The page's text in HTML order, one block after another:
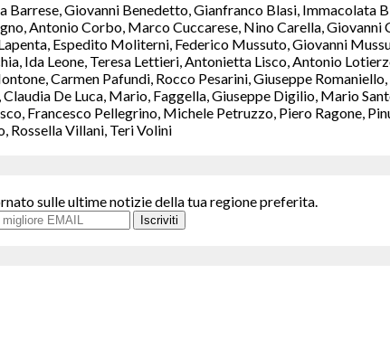
Giovanni Benedetto, Gianfranco Blasi,
Antonio Corbo, Marco Cuccarese, Nino Carella,
Espedito Moliterni, Federico Mussuto, Giovanni
Ida Leone, Teresa Lettieri, Antonietta Lisco, Antonio
Carmen Pafundi, Rocco Pesarini, Giuseppe
De Luca, Mario, Faggella, Giuseppe Digilio, Mario
Francesco Pellegrino, Michele Petruzzo, Piero Ragone,
Rossella Villani, Teri Volini
sulle ultime notizie della tua regione preferita.
Iscriviti